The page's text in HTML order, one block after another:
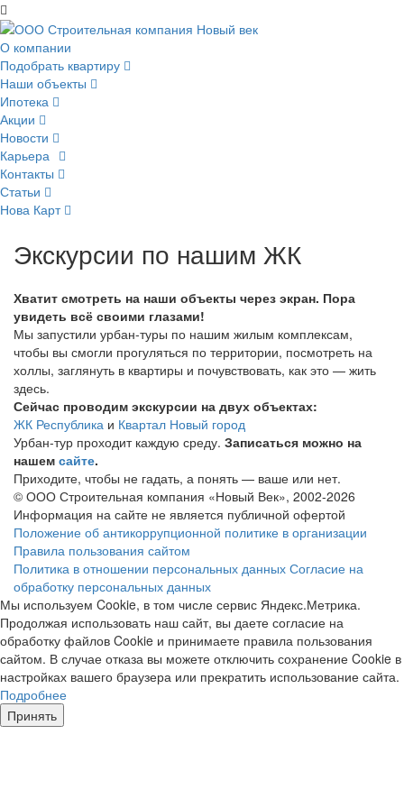
О компании
Подобрать квартиру
Наши объекты
Ипотека
Акции
Новости
Карьера
Контакты
Статьи
Нова Карт
Экскурсии по нашим ЖК
Хватит смотреть на наши объекты через экран. Пора
увидеть всё своими глазами!
Мы запустили урбан-туры по нашим жилым комплексам,
чтобы вы смогли прогуляться по территории, посмотреть на
холлы, заглянуть в квартиры и почувствовать, как это — жить
здесь.
Сейчас проводим экскурсии на двух объектах:
ЖК Республика и Квартал Новый город
Урбан-тур проходит каждую среду. Записаться можно на
нашем сайте.
Приходите, чтобы не гадать, а понять — ваше или нет.
© ООО Строительная компания «Новый Век», 2002-2026
Информация на сайте не является публичной офертой
Положение об антикоррупционной политике в организации
Правила пользования сайтом
Политика в отношении персональных данных Согласие на
обработку персональных данных
Мы используем Cookie, в том числе сервис Яндекс.Метрика.
Продолжая использовать наш сайт, вы даете согласие на
обработку файлов Cookie и принимаете правила пользования
сайтом. В случае отказа вы можете отключить сохранение Cookie в
настройках вашего браузера или прекратить использование сайта.
Подробнее
Принять